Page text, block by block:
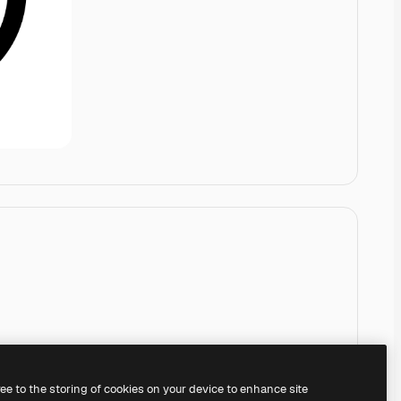
to the storing of cookies on your device to enhance site